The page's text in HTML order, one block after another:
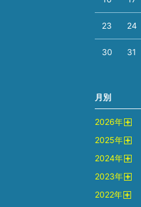
23 24
30 31
月別
2026年
2025年
2024年
2023年
2022年